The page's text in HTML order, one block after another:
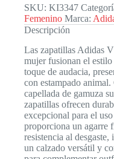
SKU: KI3347
Femenino Marca:
Descripción
Las zapatillas Adidas
mujer fusionan el
toque de audacia,
con estampado
capellada de gamuza
zapatillas ofrecen
excepcional para el
proporciona un agarre
resistencia al desgaste,
un calzado versátil y